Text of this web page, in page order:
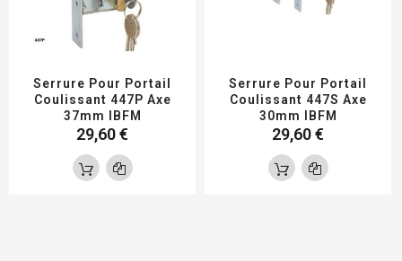
Serrure Pour Portail
Coulissant 447P Axe
37mm IBFM
29,60 €
Serrure Pour Portail
Coulissant 447S Axe
30mm IBFM
29,60 €